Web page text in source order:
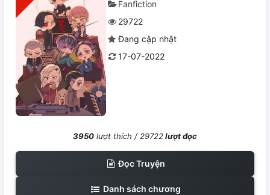
Fanfiction
29722
Đang cập nhật
17-07-2022
3950 lượt thích /29722lượt đọc
Đọc Truyện
Danh sách chương